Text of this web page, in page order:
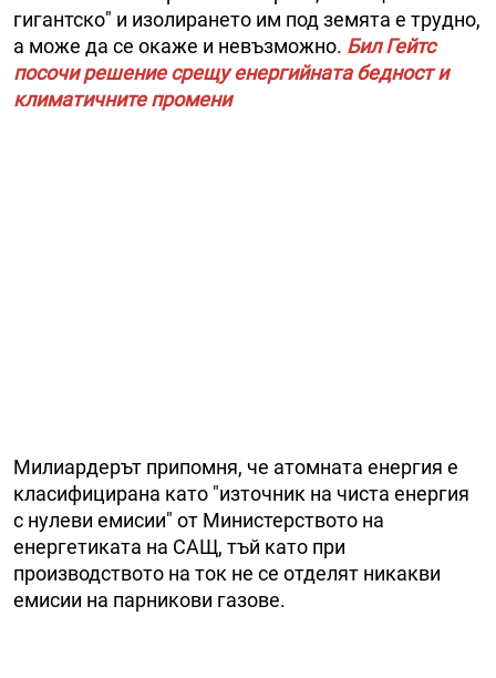
гигантско" и изолирането им под земята е трудно,
а може да се окаже и невъзможно. Бил Гейтс
посочи решение срещу енергийната бедност и
климатичните промени
Милиардерът припомня, че атомната енергия е
класифицирана като "източник на чиста енергия
с нулеви емисии" от Министерството на
енергетиката на САЩ, тъй като при
производството на ток не се отделят никакви
емисии на парникови газове.